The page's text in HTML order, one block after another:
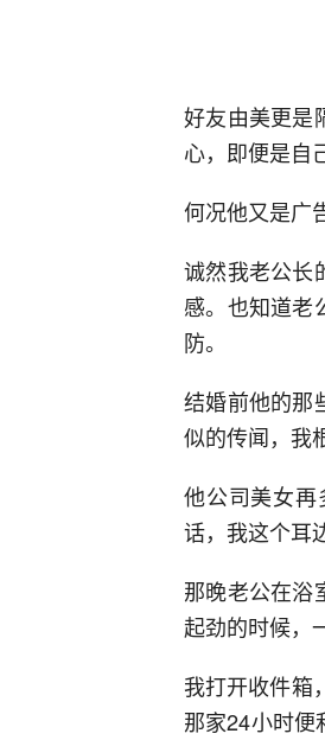
好友由美更是
心，即便是自
何况他又是广
诚然我老公长
感。也知道老
防。
结婚前他的那
似的传闻，我
他公司美女
话，我这个耳
那晚老公在浴
起劲的时候，
我打开收件箱
那家24小时便